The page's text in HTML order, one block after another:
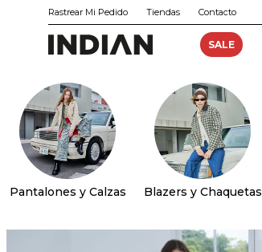
SALE
Rastrear Mi Pedido Tiendas Contacto
Pantalones y Calzas Blazers y Chaquetas